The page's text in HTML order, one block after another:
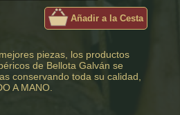
piezas, los productos
de Bellota Galván se
conservando toda su calidad,
A MANO.